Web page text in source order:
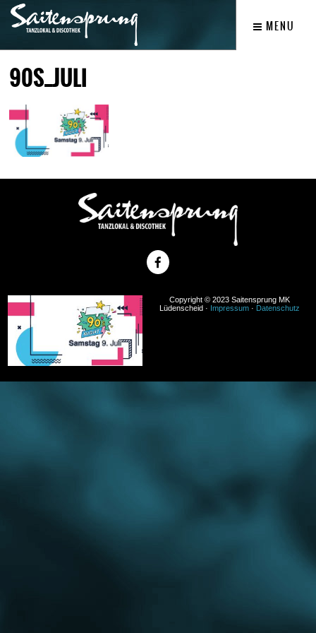
MENU
90S_JULI
Copyright © 2023 Saitensprung MK
Lüdenscheid · Impressum · Datenschutz